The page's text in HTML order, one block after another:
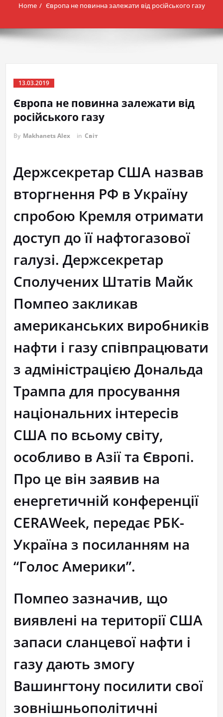
Home Європа не повинна залежати від російського газу
13.03.2019
Європа не повинна залежати від
російського газу
By Makhanets Alex in Світ
Держсекретар США назвав
вторгнення РФ в Україну
спробою Кремля отримати
доступ до її нафтогазової
галузі. Держсекретар
Сполучених Штатів Майк
Помпео закликав
американських виробників
нафти і газу співпрацювати
з адміністрацією Дональда
Трампа для просування
національних інтересів
США по всьому світу,
особливо в Азії та Європі.
Про це він заявив на
енергетичній конференції
CERAWeek, передає РБК-
Україна з посиланням на
“Голос Америки”.
Помпео зазначив, що
виявлені на території США
запаси сланцевої нафти і
газу дають змогу
Вашингтону посилити свої
зовнішньополітичні